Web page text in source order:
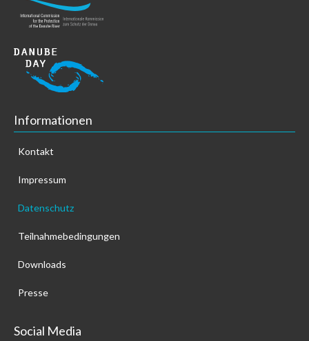
Informationen
Kontakt
Impressum
Datenschutz
Teilnahmebedingungen
Downloads
Presse
Social Media